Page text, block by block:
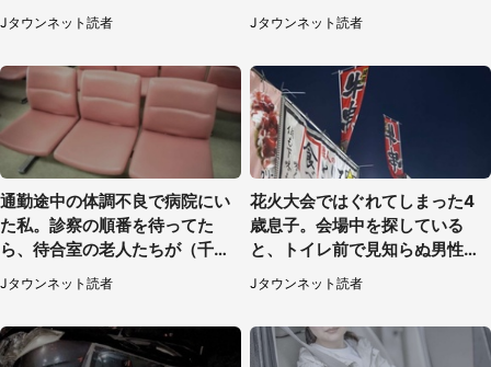
るのを見て...（静岡県・20代女
性）
Jタウンネット読者
（茨城県・50代女性）
Jタウンネット読者
通勤途中の体調不良で病院にい
た私。診察の順番を待ってた
ら、待合室の老人たちが（千葉
県・50代男性）
Jタウンネット読者
花火大会ではぐれてしまった4
歳息子。会場中を探している
と、トイレ前で見知らぬ男性に
（東京都・女性）
Jタウンネット読者